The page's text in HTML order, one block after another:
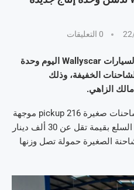
0 التعليقات
دشنت الشركة التونسية لتصنيع السيارات Wallyscar اليوم وحدة
الخفيفة، وذلك
الزاهي.
وقد انطلقت الشركة في تصنيع شاحنات صغيرة pickup 216 موجهة
بالأساس للعاملين في مجال نقل السلع بقيمة تقل عن 30 ألف دينار
الصغيرة حمولة تصل وزنها